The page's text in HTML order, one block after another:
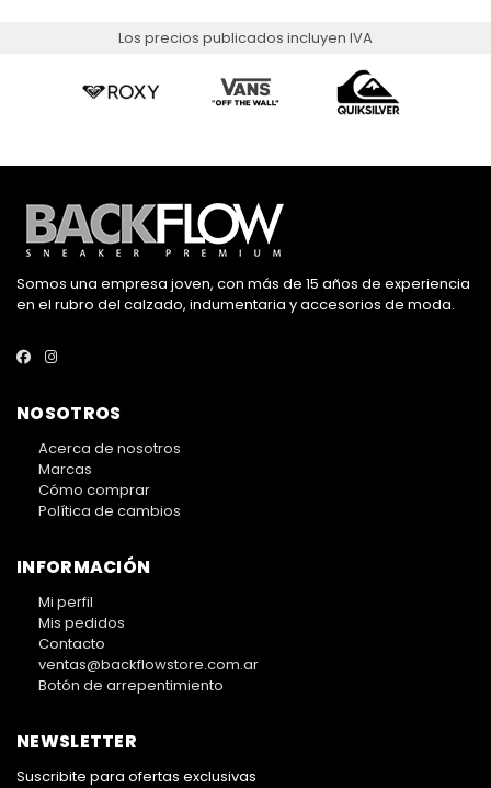
Los precios publicados incluyen IVA
Somos una empresa joven, con más de 15 años de experiencia
en el rubro del calzado, indumentaria y accesorios de moda.
NOSOTROS
Acerca de nosotros
Marcas
Cómo comprar
Política de cambios
INFORMACIÓN
Mi perfil
Mis pedidos
Contacto
ventas@backflowstore.com.ar
Botón de arrepentimiento
NEWSLETTER
Suscribite para ofertas exclusivas